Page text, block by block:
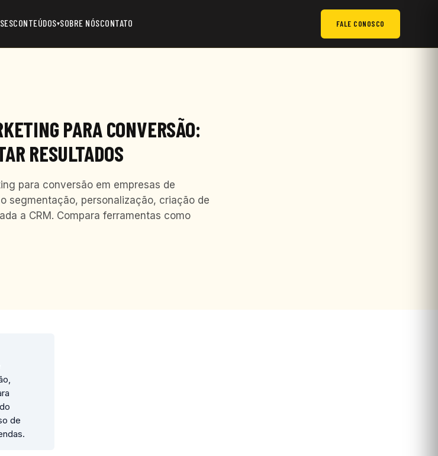
CONTEÚDOS▾SOBRE NÓSCONTATO FALE CONOSCO
PARA CONVERSÃO:
RESULTADOS
para conversão em empresas de
segmentação, personalização, criação de
a CRM. Compara ferramentas como
de